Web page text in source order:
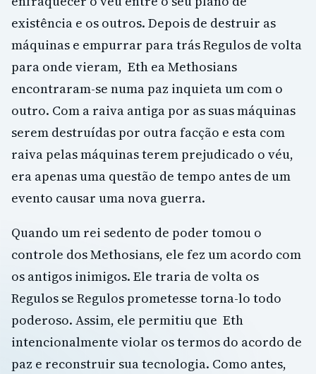
existência e os outros. Depois de destruir as
máquinas e empurrar para trás Regulos de volta
para onde vieram, Eth ea Methosians
encontraram-se numa paz inquieta um com o
outro. Com a raiva antiga por as suas máquinas
serem destruídas por outra facção e esta com
raiva pelas máquinas terem prejudicado o véu,
era apenas uma questão de tempo antes de um
evento causar uma nova guerra.
Quando um rei sedento de poder tomou o
controle dos Methosians, ele fez um acordo com
os antigos inimigos. Ele traria de volta os
Regulos se Regulos prometesse torna-lo todo
poderoso. Assim, ele permitiu que Eth
intencionalmente violar os termos do acordo de
paz e reconstruir sua tecnologia. Como antes,